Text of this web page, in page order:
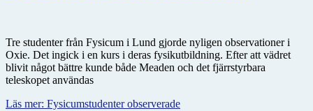
Tre studenter från Fysicum i Lund gjorde nyligen observationer i
Oxie. Det ingick i en kurs i deras fysikutbildning. Efter att vädret
blivit något bättre kunde både Meaden och det fjärrstyrbara
teleskopet användas
Läs mer: Fysicumstudenter observerade